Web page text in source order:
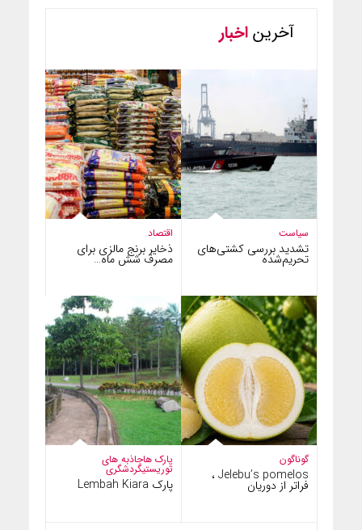
آخریناخبار
اقتصاد
ذخایر برنج مالزی برای
مصرف شش ماه…
سیاست
تشدید بررسی کشتی‌های
تحریم‌شده
پارک هاجاذبه های
توریستیگردشگری
پارک Lembah Kiara
گوناگون
Jelebu’s pomelos ،
فراتر از دوریان